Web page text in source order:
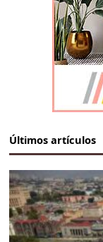
Últimos artículos